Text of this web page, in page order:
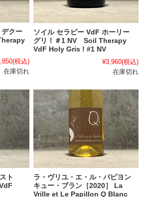
クー
(税込)
在庫切れ
ソイル セラピー VdF ホーリー
グリ！＃1 NV Soil Therapy
VdF Holy Gris ! #1 NV
¥3,960(税込)
在庫切れ
ト
ラ・ヴリユ・エ・ル・パピヨン
キュー・ブラン［2020］ La
Vrille et Le Papillon Q Blanc